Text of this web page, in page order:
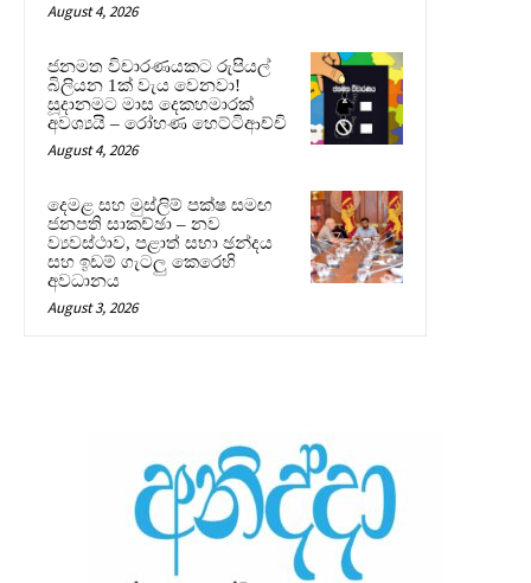
August 4, 2026
ජනමත විචාරණයකට රුපියල්
බිලියන 1ක් වැය වෙනවා!
සූදානමට මාස දෙකහමාරක්
අවශ්‍යයි – රෝහණ හෙට්ටිආච්චි
August 4, 2026
දෙමළ සහ මුස්ලිම් පක්ෂ සමඟ
ජනපති සාකච්ඡා – නව
ව්‍යවස්ථාව, පළාත් සභා ඡන්දය
සහ ඉඩම් ගැටලු කෙරෙහි
අවධානය
August 3, 2026